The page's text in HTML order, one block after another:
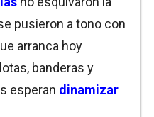
pusieron a tono con
arranca hoy
banderas y
esperan dinamizar